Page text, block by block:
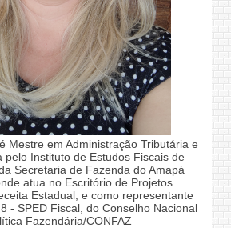
Mestre em Administração Tributária e
pelo Instituto de Estudos Fiscais de
Secretaria de Fazenda do Amapá
atua no Escritório de Projetos
Estadual, e como representante
- SPED Fiscal, do Conselho Nacional
Fazendária/CONFAZ